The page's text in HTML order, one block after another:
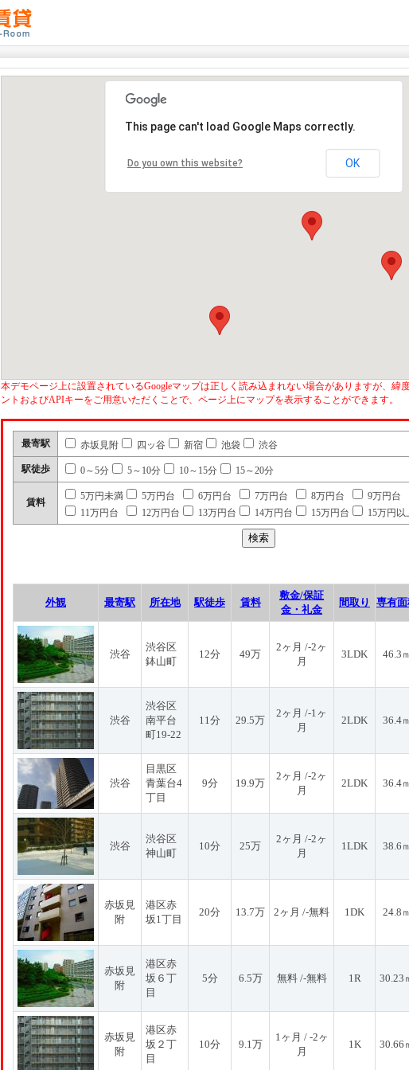
This page can't load Google Maps correctly.
Do you own this website? OK
本デモページ上に設置されているGoogleマップは正しく読み込まれない場合がありますが、緯
ントおよびAPIキーをご用意いただくことで、ページ上にマップを表示することができます。
最寄駅 赤坂見附 四ッ谷 新宿 池袋 渋谷
駅徒歩 0～5分 5～10分 10～15分 15～20分
賃料
5万円未満 5万円台 6万円台 7万円台 8万円台 9万円台
11万円台
12万円台 13万円台 14万円台 15万円台 15万円以
外観 最寄駅 所在地 駅徒歩 賃料
敷金/保証
金・礼金
間取り 専有
渋谷
渋谷区
鉢山町
12分 49万
2ヶ月 /-2ヶ
月
3LDK 46.3
渋谷
渋谷区
南平台
町19-22
11分 29.5万
2ヶ月 /-1ヶ
月
2LDK 36.4
渋谷
目黒区
青葉台4
丁目
9分 19.9万
2ヶ月 /-2ヶ
月
2LDK 36.4
渋谷
渋谷区
神山町
10分 25万
2ヶ月 /-2ヶ
月
1LDK 38.6
赤坂見
附
港区赤
坂1丁目
20分 13.7万 2ヶ月 /-無料 1DK 24.8
赤坂見
附
港区赤
坂６丁
目
5分 6.5万 無料 /-無料 1R 30.23
赤坂見
附
港区赤
坂２丁
目
10分 9.1万
1ヶ月 / -2ヶ
月
1K 30.66